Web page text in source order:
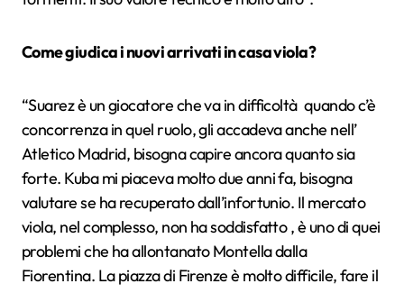
Come giudica i nuovi arrivati in casa viola?
“Suarez è un giocatore che va in difficoltà quando c’è
concorrenza in quel ruolo, gli accadeva anche nell’
Atletico Madrid, bisogna capire ancora quanto sia
forte. Kuba mi piaceva molto due anni fa, bisogna
valutare se ha recuperato dall’infortunio. Il mercato
viola, nel complesso, non ha soddisfatto , è uno di quei
problemi che ha allontanato Montella dalla
Fiorentina. La piazza di Firenze è molto difficile, fare il